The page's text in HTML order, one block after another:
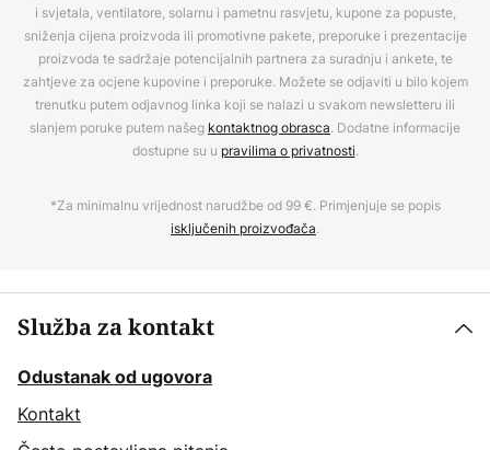
i svjetala, ventilatore, solarnu i pametnu rasvjetu, kupone za popuste,
sniženja cijena proizvoda ili promotivne pakete, preporuke i prezentacije
proizvoda te sadržaje potencijalnih partnera za suradnju i ankete, te
zahtjeve za ocjene kupovine i preporuke. Možete se odjaviti u bilo kojem
trenutku putem odjavnog linka koji se nalazi u svakom newsletteru ili
slanjem poruke putem našeg kontaktnog obrasca. Dodatne informacije
dostupne su u pravilima o privatnosti.
*Za minimalnu vrijednost narudžbe od 99 €. Primjenjuje se popis
isključenih proizvođača.
Služba za kontakt
Odustanak od ugovora
Kontakt